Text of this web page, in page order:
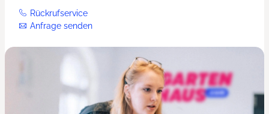
Rückrufservice
Anfrage senden